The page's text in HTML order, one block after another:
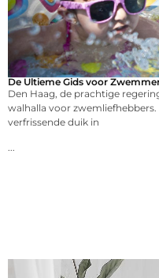
De Ultieme Gids voor
Den Haag, de prachtige
walhalla voor
verfrissende duik in